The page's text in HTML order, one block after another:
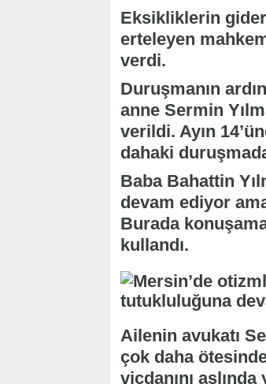
Eksikliklerin
erteleyen
verdi.
Duruşmanın
anne Sermin
verildi. Ayın
dahaki
Baba Bahattin
devam ediyor
Burada
kullandı.
Ailenin avukatı
çok daha
vicdanını